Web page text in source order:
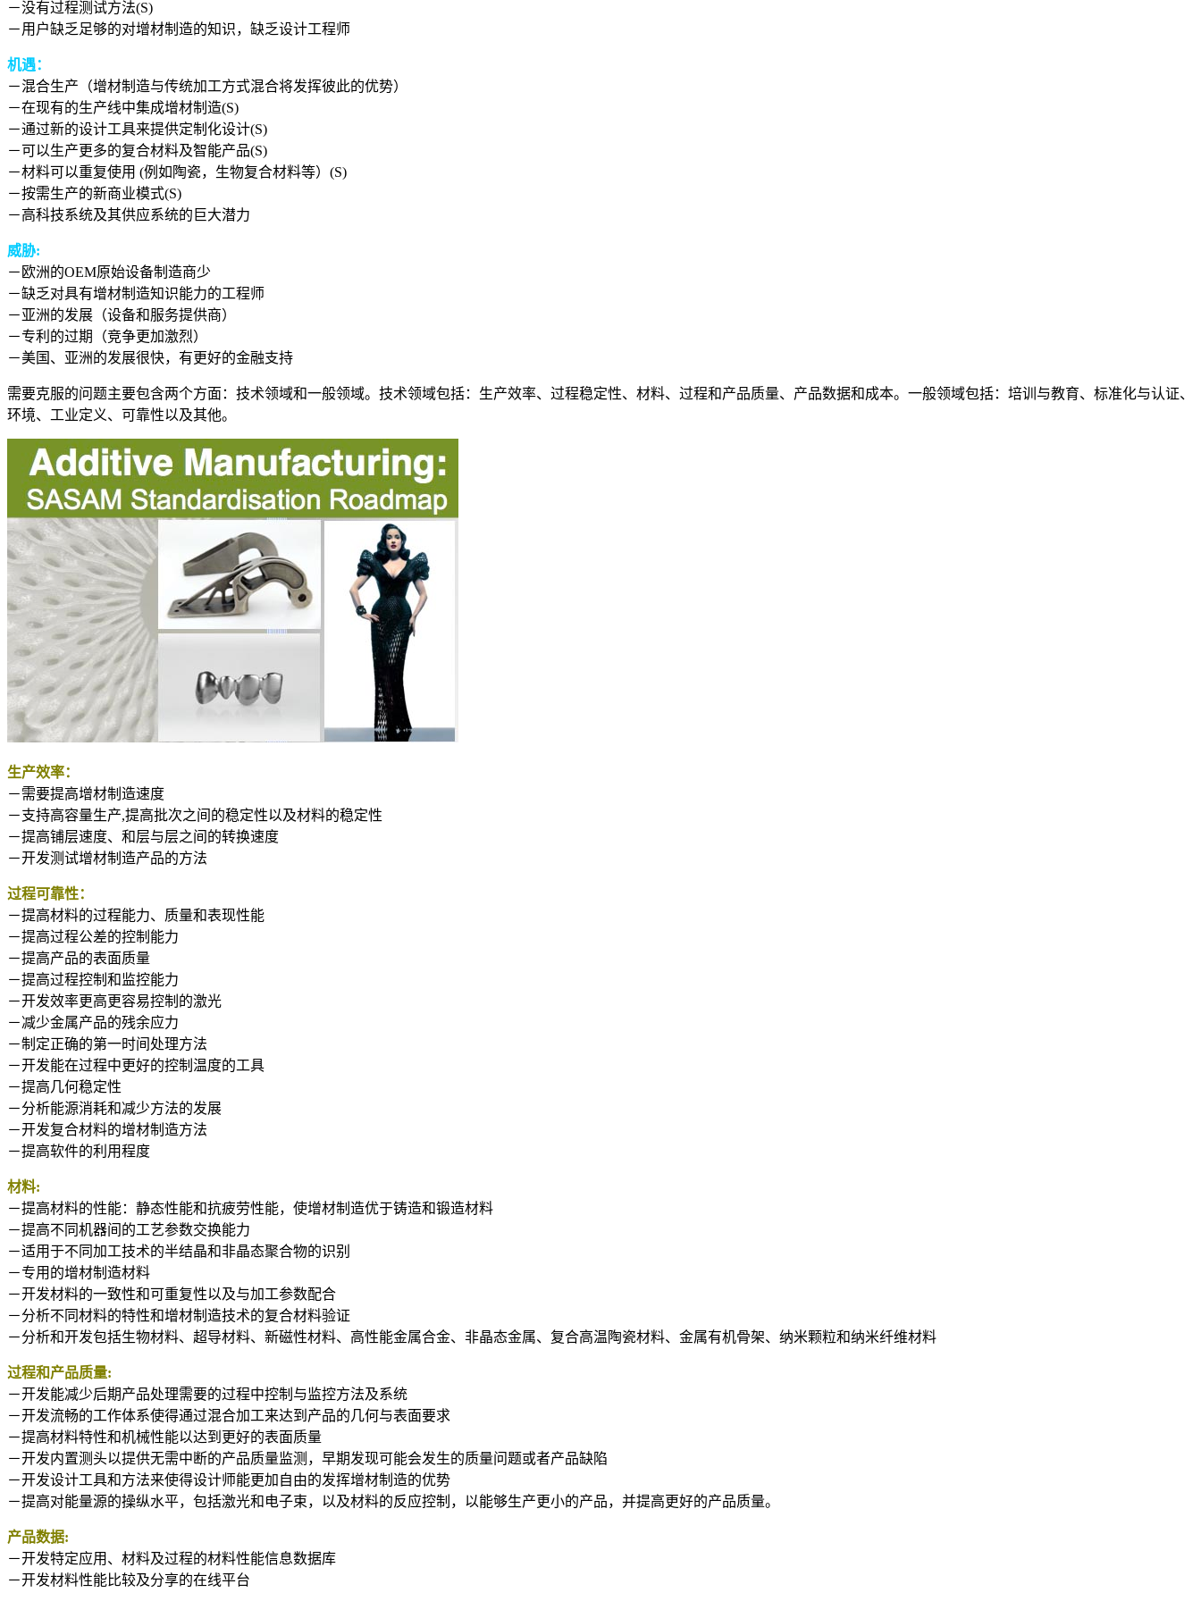
－没有过程测试方法(S)
－用户缺乏足够的对增材制造的知识，缺乏设计工程师
机遇：
－混合生产（增材制造与传统加工方式混合将发挥彼此的优势）
－在现有的生产线中集成增材制造(S)
－通过新的设计工具来提供定制化设计(S)
－可以生产更多的复合材料及智能产品(S)
－材料可以重复使用 (例如陶瓷，生物复合材料等）(S)
－按需生产的新商业模式(S)
－高科技系统及其供应系统的巨大潜力
威胁:
－欧洲的OEM原始设备制造商少
－缺乏对具有增材制造知识能力的工程师
－亚洲的发展（设备和服务提供商）
－专利的过期（竞争更加激烈）
－美国、亚洲的发展很快，有更好的金融支持
需要克服的问题主要包含两个方面：技术领域和一般领域。技术领域包括：生产效率、过程稳定性、材料、过程和产品质量、产品数据和成本。一般领域包括：培训与教育、标准化与认证、
环境、工业定义、可靠性以及其他。
生产效率：
－需要提高增材制造速度
－支持高容量生产,提高批次之间的稳定性以及材料的稳定性
－提高铺层速度、和层与层之间的转换速度
－开发测试增材制造产品的方法
过程可靠性：
－提高材料的过程能力、质量和表现性能
－提高过程公差的控制能力
－提高产品的表面质量
－提高过程控制和监控能力
－开发效率更高更容易控制的激光
－减少金属产品的残余应力
－制定正确的第一时间处理方法
－开发能在过程中更好的控制温度的工具
－提高几何稳定性
－分析能源消耗和减少方法的发展
－开发复合材料的增材制造方法
－提高软件的利用程度
材料:
－提高材料的性能：静态性能和抗疲劳性能，使增材制造优于铸造和锻造材料
－提高不同机器间的工艺参数交换能力
－适用于不同加工技术的半结晶和非晶态聚合物的识别
－专用的增材制造材料
－开发材料的一致性和可重复性以及与加工参数配合
－分析不同材料的特性和增材制造技术的复合材料验证
－分析和开发包括生物材料、超导材料、新磁性材料、高性能金属合金、非晶态金属、复合高温陶瓷材料、金属有机骨架、纳米颗粒和纳米纤维材料
过程和产品质量:
－开发能减少后期产品处理需要的过程中控制与监控方法及系统
－开发流畅的工作体系使得通过混合加工来达到产品的几何与表面要求
－提高材料特性和机械性能以达到更好的表面质量
－开发内置测头以提供无需中断的产品质量监测，早期发现可能会发生的质量问题或者产品缺陷
－开发设计工具和方法来使得设计师能更加自由的发挥增材制造的优势
－提高对能量源的操纵水平，包括激光和电子束，以及材料的反应控制，以能够生产更小的产品，并提高更好的产品质量。
产品数据:
－开发特定应用、材料及过程的材料性能信息数据库
－开发材料性能比较及分享的在线平台